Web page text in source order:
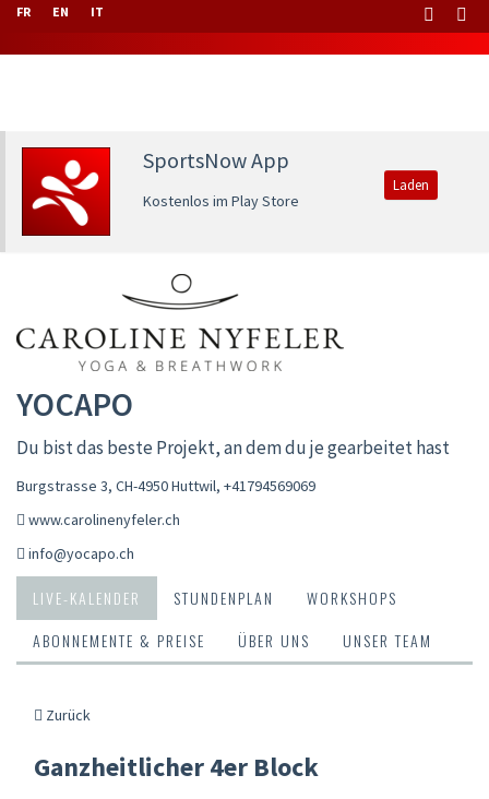
FR EN IT
SportsNow App
Kostenlos im Play Store
Laden
YOCAPO
Du bist das beste Projekt, an dem du je gearbeitet hast
Burgstrasse 3, CH-4950 Huttwil, +41794569069
www.carolinenyfeler.ch
info@yocapo.ch
LIVE-KALENDER STUNDENPLAN
WORKSHOPS
ABONNEMENTE & PREISE
ÜBER UNS UNSER TEAM
Zurück
Ganzheitlicher 4er Block